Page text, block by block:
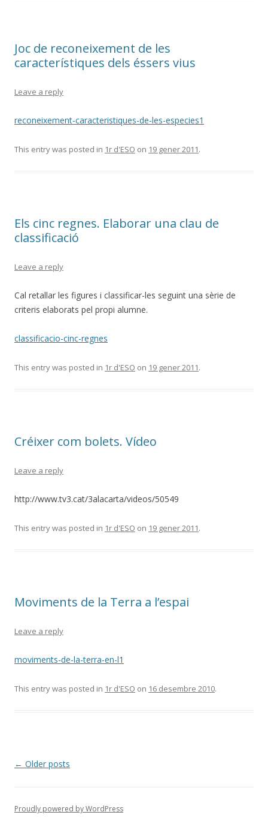
Joc de reconeixement de les
característiques dels éssers vius
Leave a reply
reconeixement-caracteristiques-de-les-especies1
This entry was posted in 1r d'ESO on 19 gener 2011.
Els cinc regnes. Elaborar una clau de
classificació
Leave a reply
Cal retallar les figures i classificar-les seguint una sèrie de
criteris elaborats pel propi alumne.
classificacio-cinc-regnes
This entry was posted in 1r d'ESO on 19 gener 2011.
Créixer com bolets. Vídeo
Leave a reply
http://www.tv3.cat/3alacarta/videos/50549
This entry was posted in 1r d'ESO on 19 gener 2011.
Moviments de la Terra a l’espai
Leave a reply
moviments-de-la-terra-en-l1
This entry was posted in 1r d'ESO on 16 desembre 2010.
Post
← Older posts
Proudly powered by WordPress